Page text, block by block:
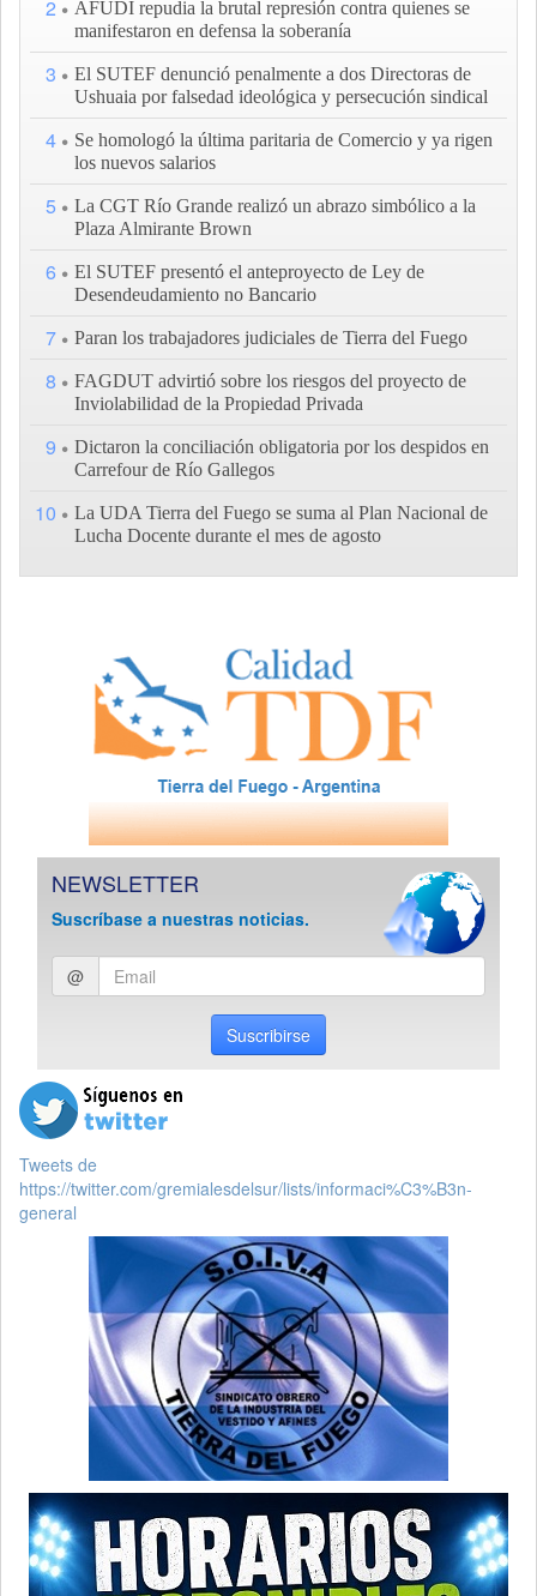
2
AFUDI repudia la brutal represión contra quienes se
manifestaron en defensa la soberanía
3
El SUTEF denunció penalmente a dos Directoras de
Ushuaia por falsedad ideológica y persecución sindical
4
Se homologó la última paritaria de Comercio y ya rigen
los nuevos salarios
5
La CGT Río Grande realizó un abrazo simbólico a la
Plaza Almirante Brown
6
El SUTEF presentó el anteproyecto de Ley de
Desendeudamiento no Bancario
7 Paran los trabajadores judiciales de Tierra del Fuego
8
FAGDUT advirtió sobre los riesgos del proyecto de
Inviolabilidad de la Propiedad Privada
9
Dictaron la conciliación obligatoria por los despidos en
Carrefour de Río Gallegos
10
La UDA Tierra del Fuego se suma al Plan Nacional de
Lucha Docente durante el mes de agosto
NEWSLETTER
Suscríbase a nuestras noticias.
Ingresar
email
@
Suscribirse
Tweets de
https://twitter.com/gremialesdelsur/lists/informaci%C3%B3n-
general